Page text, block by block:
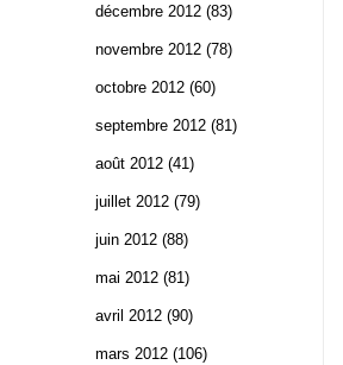
décembre 2012 (83)
novembre 2012 (78)
octobre 2012 (60)
septembre 2012 (81)
août 2012 (41)
juillet 2012 (79)
juin 2012 (88)
mai 2012 (81)
avril 2012 (90)
mars 2012 (106)